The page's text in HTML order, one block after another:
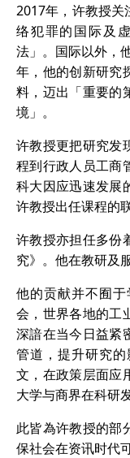
2017年，许教授关
络犯罪的国际及
法」。国际以外，
年，他的创新研究
料，迈出「重要的
境」。
许教授更把研究发
程到行政人员工商
科大因应迅速发展
许教授出任课程的
许教授亦担任多份
究》。他在教研及
他的贡献并不囿
会，世界各地的工
深諳在当今日益紧
管道，提升研究
文，在政策层面应
大学与商界在科研
此皆為许教授的部
保社会在资讯时代